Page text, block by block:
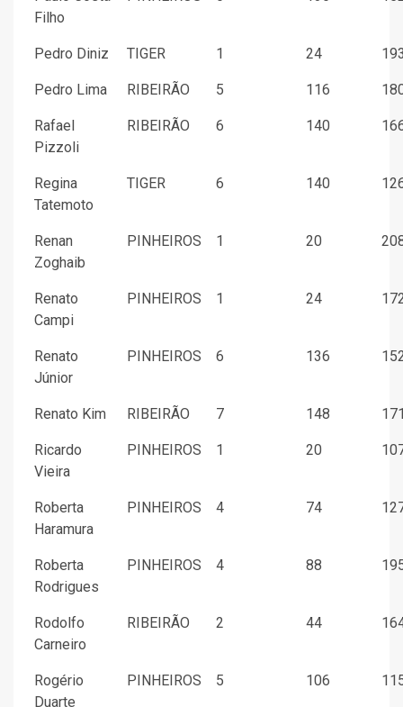
Filho
Pedro Diniz TIGER 1 24
Pedro Lima RIBEIRÃO 5 116
Rafael
Pizzoli
RIBEIRÃO 6 140
Regina
Tatemoto
TIGER 6 140
Renan
Zoghaib
PINHEIROS 1 20
Renato
Campi
PINHEIROS 1 24
Renato
Júnior
PINHEIROS 6 136
Renato Kim RIBEIRÃO 7 148
Ricardo
Vieira
PINHEIROS 1 20
Roberta
Haramura
PINHEIROS 4 74
Roberta
Rodrigues
PINHEIROS 4 88
Rodolfo
Carneiro
RIBEIRÃO 2 44
Rogério
Duarte
PINHEIROS 5 106